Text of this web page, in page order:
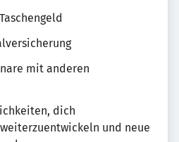
mit anderen
dich
und neue